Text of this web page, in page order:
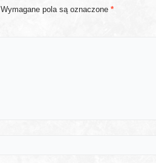
Wymagane pola są oznaczone *